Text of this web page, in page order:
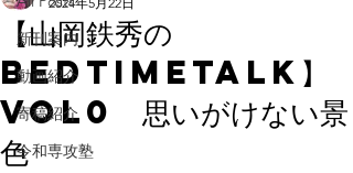
新刊案内
動画紹介
寄稿紹介
令和専攻塾
【山岡鉄秀の
BedTimeTalk】
vol0 思いがけない景
色